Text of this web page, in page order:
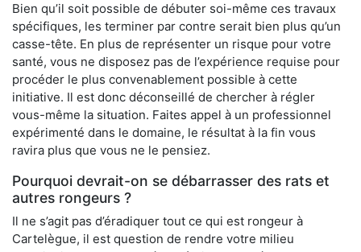
Bien qu’il soit possible de débuter soi-même ces travaux
spécifiques, les terminer par contre serait bien plus qu’un
casse-tête. En plus de représenter un risque pour votre
santé, vous ne disposez pas de l’expérience requise pour
procéder le plus convenablement possible à cette
initiative. Il est donc déconseillé de chercher à régler
vous-même la situation. Faites appel à un professionnel
expérimenté dans le domaine, le résultat à la fin vous
ravira plus que vous ne le pensiez.
Pourquoi devrait-on se débarrasser des rats et
autres rongeurs ?
Il ne s’agit pas d’éradiquer tout ce qui est rongeur à
Cartelègue, il est question de rendre votre milieu